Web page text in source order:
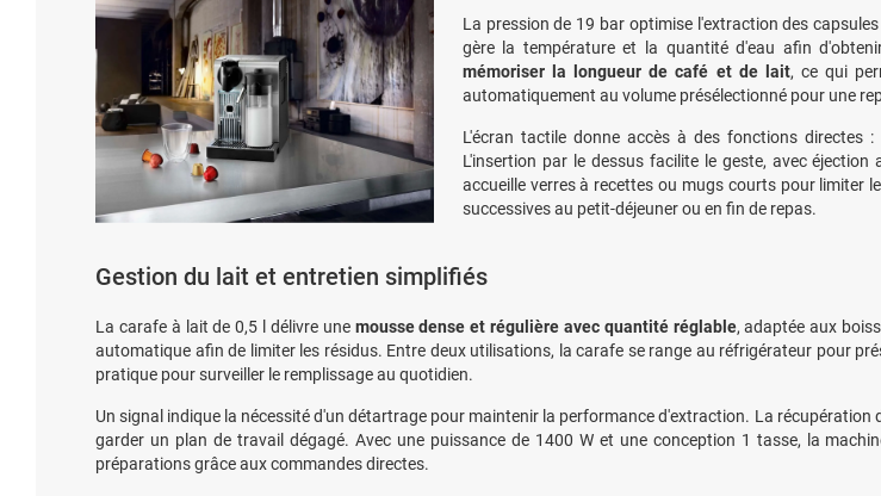
La pression de 19 bar optimise l'extraction des
gère la température et la quantité d'eau afin
mémoriser la longueur de café et de lait, ce qui
automatiquement au volume présélectionné pour une
L'écran tactile donne accès à des fonctions directes
L'insertion par le dessus facilite le geste, avec
accueille verres à recettes ou mugs courts pour limiter
successives au petit-déjeuner ou en fin de repas.
Gestion du lait et entretien simplifiés
La carafe à lait de 0,5 l délivre une mousse dense et régulière avec quantité réglable, adaptée aux
automatique afin de limiter les résidus. Entre deux utilisations, la carafe se range au réfrigérateur pour
pratique pour surveiller le remplissage au quotidien.
Un signal indique la nécessité d'un détartrage pour maintenir la performance d'extraction. La
garder un plan de travail dégagé. Avec une puissance de 1400 W et une conception 1 tasse, la
préparations grâce aux commandes directes.